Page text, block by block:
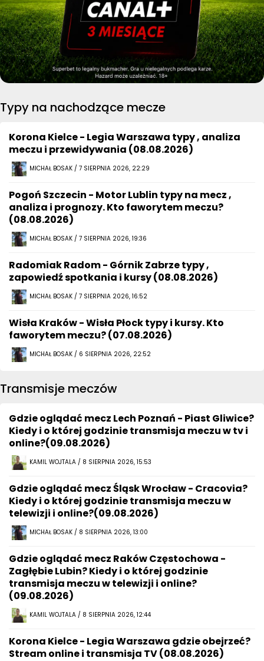
Typy na nachodzące mecze
Korona Kielce - Legia Warszawa typy , analiza
meczu i przewidywania (08.08.2026)
MICHAŁ BOSAK / 7 SIERPNIA 2026, 22:29
Pogoń Szczecin - Motor Lublin typy na mecz ,
analiza i prognozy. Kto faworytem meczu?
(08.08.2026)
MICHAŁ BOSAK / 7 SIERPNIA 2026, 19:36
Radomiak Radom - Górnik Zabrze typy ,
zapowiedź spotkania i kursy (08.08.2026)
MICHAŁ BOSAK / 7 SIERPNIA 2026, 16:52
Wisła Kraków - Wisła Płock typy i kursy. Kto
faworytem meczu? (07.08.2026)
MICHAŁ BOSAK / 6 SIERPNIA 2026, 22:52
Transmisje meczów
Gdzie oglądać mecz Lech Poznań - Piast Gliwice?
Kiedy i o której godzinie transmisja meczu w tv i
online?(09.08.2026)
KAMIL WOJTALA / 8 SIERPNIA 2026, 15:53
Gdzie oglądać mecz Śląsk Wrocław - Cracovia?
Kiedy i o której godzinie transmisja meczu w
telewizji i online?(09.08.2026)
MICHAŁ BOSAK / 8 SIERPNIA 2026, 13:00
Gdzie oglądać mecz Raków Częstochowa -
Zagłębie Lubin? Kiedy i o której godzinie
transmisja meczu w telewizji i online?
(09.08.2026)
KAMIL WOJTALA / 8 SIERPNIA 2026, 12:44
Korona Kielce - Legia Warszawa gdzie obejrzeć?
Stream online i transmisja TV (08.08.2026)